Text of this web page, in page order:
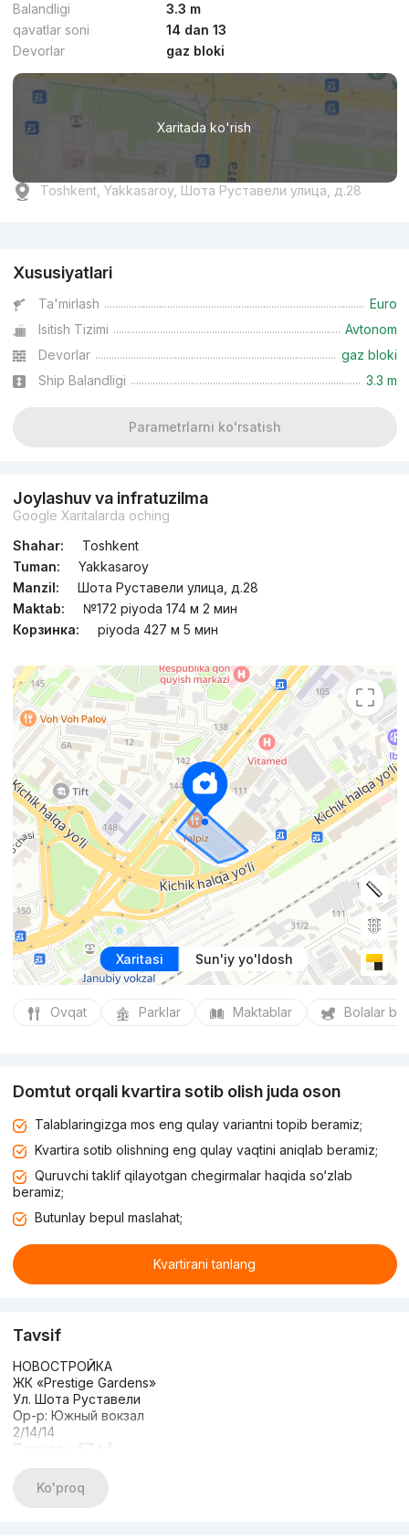
Balandligi
3.3 m
qavatlar soni
14 dan 13
Devorlar
gaz bloki
Xaritada ko'rish
Toshkent, Yakkasaroy, Шота Руставели улица, д.28
Xususiyatlari
Ta'mirlash
Euro
Isitish Tizimi
Avtonom
Devorlar
gaz bloki
Ship Balandligi
3.3 m
Parametrlarni ko'rsatish
Joylashuv va infratuzilma
Google Xaritalarda oching
Shahar:
Toshkent
Tuman:
Yakkasaroy
Manzil:
Шота Руставели улица, д.28
Maktab:
№172 piyoda 174 м 2 мин
Корзинка:
piyoda 427 м 5 мин
Xaritasi Sun'iy yo'ldosh
Ovqat Parklar Maktablar Bolalar
Domtut orqali kvartira sotib olish juda oson
Talablaringizga mos eng qulay variantni topib beramiz;
Kvartira sotib olishning eng qulay vaqtini aniqlab beramiz;
Quruvchi taklif qilayotgan chegirmalar haqida so‘zlab
beramiz;
Butunlay bepul maslahat;
Kvartirani tanlang
Tavsif
НОВОСТРОЙКА
ЖК «Prestige Gardens»
Ул. Шота Руставели
Ор-р: Южный вокзал
2/14/14
Площадь: 57 м²
Мебель и техника
Цена: 105 000 у.е (хороший торг)
Ko'proq